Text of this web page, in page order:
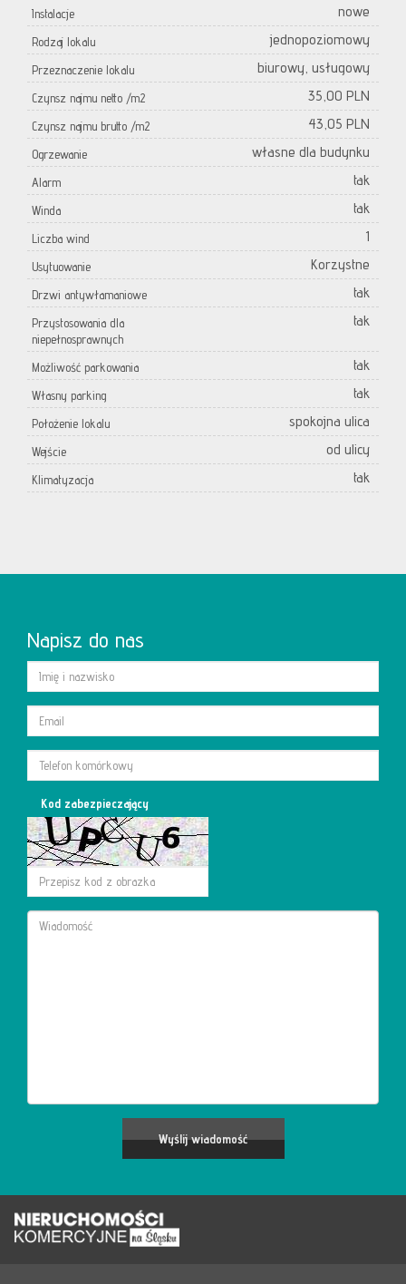
Instalacje nowe
Rodzaj lokalu jednopoziomowy
Przeznaczenie lokalu biurowy, usługowy
Czynsz najmu netto /m2 35,00 PLN
Czynsz najmu brutto /m2 43,05 PLN
Ogrzewanie własne dla budynku
Alarm tak
Winda tak
Liczba wind 1
Usytuowanie Korzystne
Drzwi antywłamaniowe tak
Przystosowania dla
niepełnosprawnych
tak
Możliwość parkowania tak
Własny parking tak
Położenie lokalu spokojna ulica
Wejście od ulicy
Klimatyzacja tak
Napisz do nas
Kod zabezpieczający